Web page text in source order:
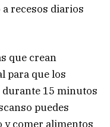
recesos diarios
que crean
para que los
durante 15 minutos
puedes
y comer alimentos